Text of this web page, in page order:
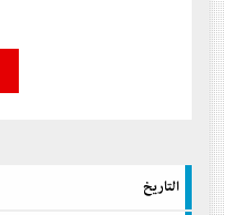
التاريخ